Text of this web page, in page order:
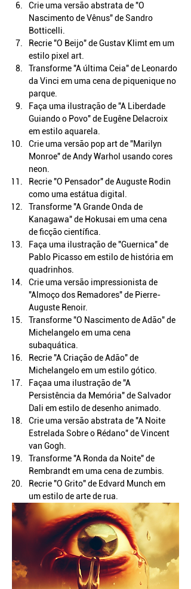
Crie uma versão abstrata de "O
Nascimento de Vênus" de Sandro
Botticelli.
Recrie "O Beijo" de Gustav Klimt em um
estilo pixel art.
Transforme "A última Ceia" de Leonardo
da Vinci em uma cena de piquenique no
parque.
Faça uma ilustração de "A Liberdade
Guiando o Povo" de Eugêne Delacroix
em estilo aquarela.
Crie uma versão pop art de "Marilyn
Monroe" de Andy Warhol usando cores
neon.
Recrie "O Pensador" de Auguste Rodin
como uma estátua digital.
Transforme "A Grande Onda de
Kanagawa" de Hokusai em uma cena
de ficção científica.
Faça uma ilustração de "Guernica" de
Pablo Picasso em estilo de história em
quadrinhos.
Crie uma versão impressionista de
"Almoço dos Remadores" de Pierre-
Auguste Renoir.
Transforme "O Nascimento de Adão" de
Michelangelo em uma cena
subaquática.
Recrie "A Criação de Adão" de
Michelangelo em um estilo gótico.
Façaa uma ilustração de "A
Persistência da Memória" de Salvador
Dali em estilo de desenho animado.
Crie uma versão abstrata de "A Noite
Estrelada Sobre o Rédano" de Vincent
van Gogh.
Transforme "A Ronda da Noite" de
Rembrandt em uma cena de zumbis.
Recrie "O Grito" de Edvard Munch em
um estilo de arte de rua.